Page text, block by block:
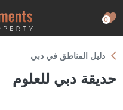
0
دليل المناطق في دبي
حديقة دبي للعلوم